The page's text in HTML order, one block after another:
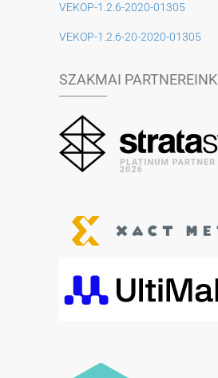
VEKOP-1.2.6-2020-01305
VEKOP-1.2.6-20-2020-01305
SZAKMAI PARTNEREINK